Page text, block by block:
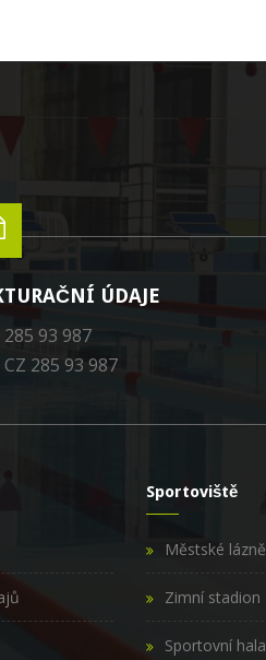
ÚDAJE
285 93 987
CZ 285 93 987
Sportoviště
Městské lázně
Zimní stadion
Sportovní hala